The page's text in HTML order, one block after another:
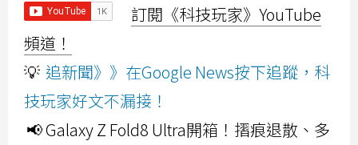
訂閱《科技玩家》YouTube
頻道！
💡 追新聞》》在Google News按下追蹤，科
技玩家好文不漏接！
📢 Galaxy Z Fold8 Ultra開箱！摺痕退散、多